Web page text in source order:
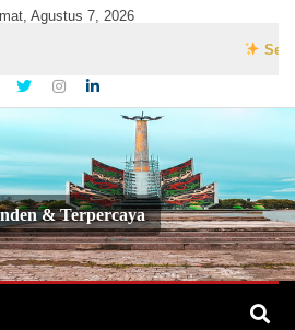
Agustus 7, 2026
Selamat
& Terpercaya